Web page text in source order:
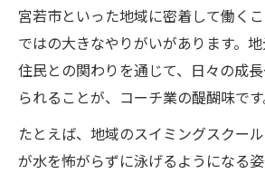
宮若市といった地域に密着して働く
ではの大きなやりがいがあります。
住民との関わりを通じて、日々の成
られることが、コーチ業の醍醐味です
たとえば、地域のスイミングスクー
が水を怖がらずに泳げるようになる